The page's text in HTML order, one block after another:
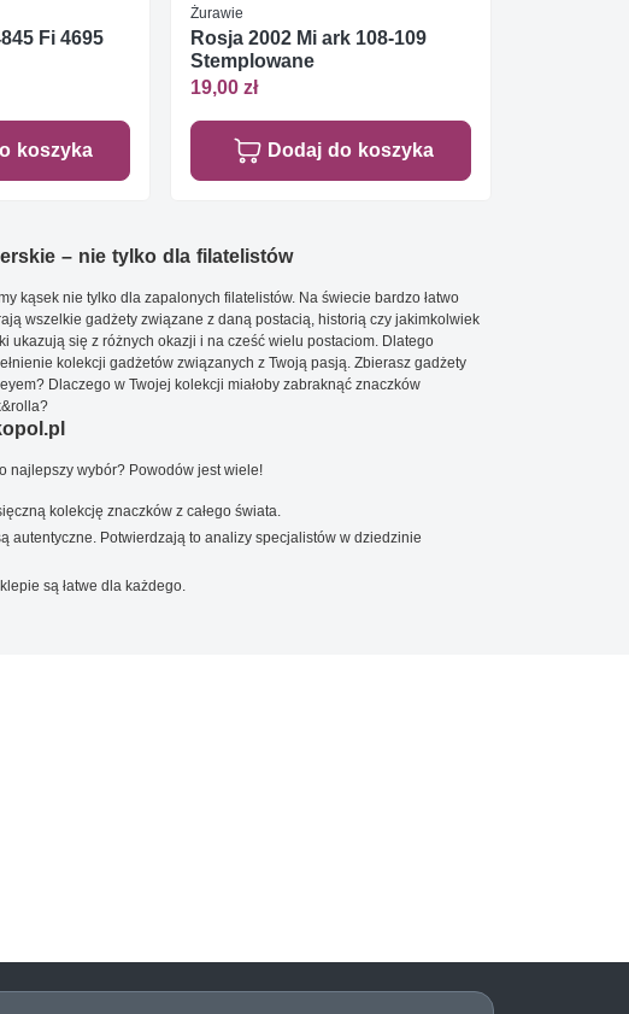
Fi 4695
koszyka
Żurawie
Rosja 2002 Mi ark 108-109
Stemplowane
19,00 zł
Dodaj do koszyka
– nie tylko dla filatelistów
kąsek nie tylko dla zapalonych filatelistów. Na świecie bardzo łatwo
wszelkie gadżety związane z daną postacią, historią czy jakimkolwiek
ukazują się z różnych okazji i na cześć wielu postaciom. Dlatego
kolekcji gadżetów związanych z Twoją pasją. Zbierasz gadżety
Dlaczego w Twojej kolekcji miałoby zabraknąć znaczków
najlepszy wybór? Powodów jest wiele!
kolekcję znaczków z całego świata.
autentyczne. Potwierdzają to analizy specjalistów w dziedzinie
są łatwe dla każdego.